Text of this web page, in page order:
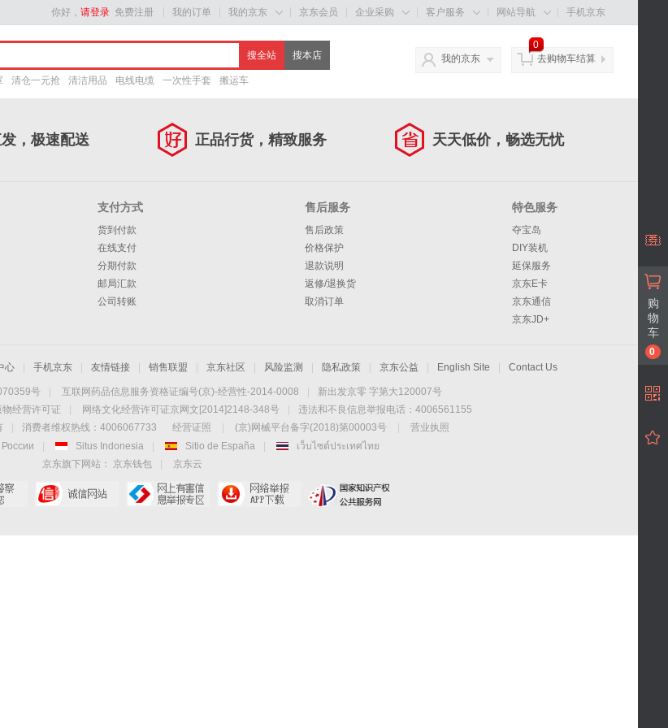
你好， 请登录 免费注册 我的订单 我的京东  京东会员 企业采购  客户服务  网站导航  手机京东
清仓一元抢 清洁用品 电线电缆 一次性手套 搬运车
我的京东
0
去购物车结算
，极速配送 正品行货，精致服务 天天低价，畅选无忧
支付方式
货到付款
在线支付
分期付款
邮局汇款
公司转账
售后服务
售后政策
价格保护
退款说明
返修/退换货
取消订单
特色服务
夺宝岛
DIY装机
延保服务
京东E卡
京东通信
京东JD+
心 手机京东 友情链接 销售联盟 京东社区 风险监测 隐私政策 京东公益 English Site Contact Us
号 互联网药品信息服务资格证编号(京)-经营性-2014-0008
新出发京零 字第大120007号
物经营许可证 网络文化经营许可证京网文[2014]2148-348号
违法和不良信息举报电话：4006561155
消费者维权热线：4006067733 经营证照 (京)网械平台备字(2018)第00003号
营业执照
Situs Indonesia Sitio de España เว็บไซต์ประเทศไทย
京东旗下网站： 京东钱包 京东云
购
物
车
0